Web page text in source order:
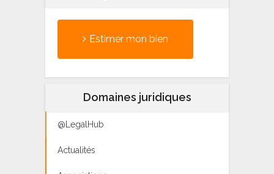
Estimer mon bien
Domaines juridiques
@LegalHub
Actualités